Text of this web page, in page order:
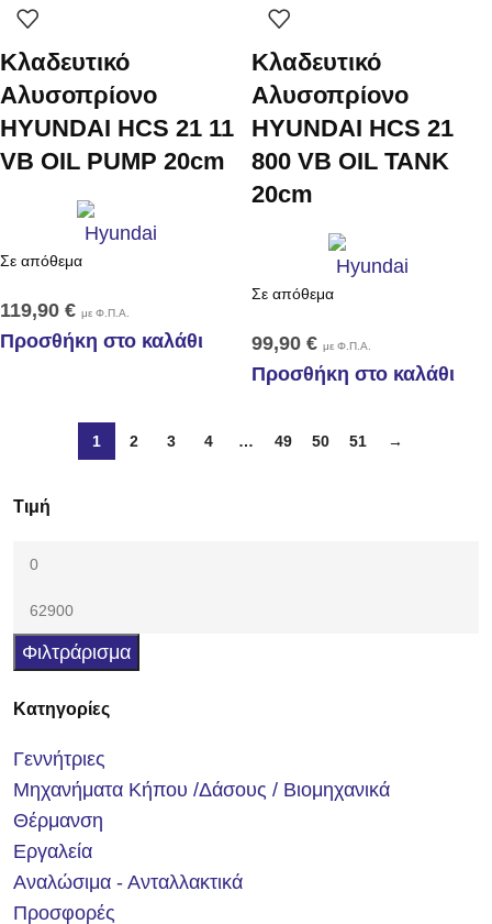
Τιμή
Φιλτράρισμα
Κατηγορίες
Γεννήτριες
Μηχανήματα Κήπου /Δάσους / Βιομηχανικά
Θέρμανση
Εργαλεία
Αναλώσιμα - Ανταλλακτικά
Προσφορές
Kλαδευτικό
Αλυσοπρίονο
HYUNDAI HCS 21 11
VB OIL PUMP 20cm
Σε απόθεμα
119,90 € με Φ.Π.Α.
Προσθήκη στο καλάθι
Kλαδευτικό
Αλυσοπρίονο
HYUNDAI HCS 21
800 VB OIL TANK
20cm
Σε απόθεμα
99,90 € με Φ.Π.Α.
Προσθήκη στο καλάθι
1 2 3 4 … 49 50 51 →